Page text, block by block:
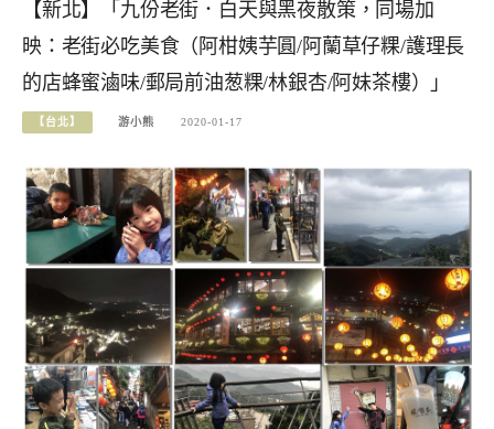
【新北】「九份老街．白天與黑夜散策，同場加
映：老街必吃美食（阿柑姨芋圓/阿蘭草仔粿/護理長
的店蜂蜜滷味/郵局前油葱粿/林銀杏/阿妹茶樓）」
【台北】 游小熊 2020-01-17